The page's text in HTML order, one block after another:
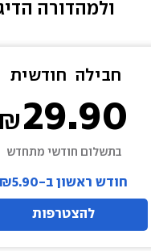
ולמהדורה
חבילה חודשית
29.90
בתשלום חודשי מתחדש
חודש ראשון ב-₪5.90
להצטרפות